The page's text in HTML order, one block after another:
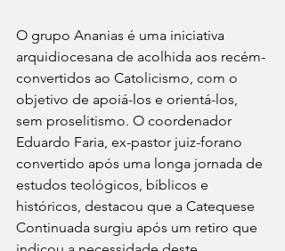
O grupo Ananias é uma iniciativa
arquidiocesana de acolhida aos recém-
convertidos ao Catolicismo, com o
objetivo de apoiá-los e orientá-los,
sem proselitismo. O coordenador
Eduardo Faria, ex-pastor juiz-forano
convertido após uma longa jornada de
estudos teológicos, bíblicos e
históricos, destacou que a Catequese
Continuada surgiu após um retiro que